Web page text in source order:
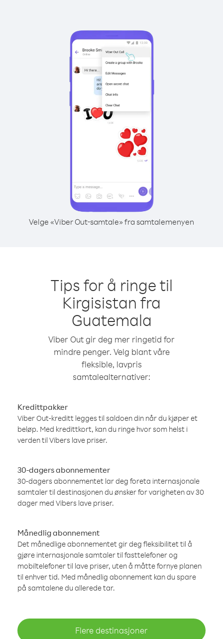
Velge «Viber Out-samtale» fra samtalemenyen
Tips for å ringe til
Kirgisistan fra
Guatemala
Viber Out gir deg mer ringetid for
mindre penger. Velg blant våre
fleksible, lavpris
samtalealternativer:
Kredittpakker
Viber Out-kreditt legges til saldoen din når du kjøper et
beløp. Med kredittkort, kan du ringe hvor som helst i
verden til Vibers lave priser.
30-dagers abonnementer
30-dagers abonnementet lar deg foreta internasjonale
samtaler til destinasjonen du ønsker for varigheten av 30
dager med Vibers lave priser.
Månedlig abonnement
Det månedlige abonnementet gir deg fleksibilitet til å
gjøre internasjonale samtaler til fasttelefoner og
mobiltelefoner til lave priser, uten å måtte fornye planen
til enhver tid. Med månedlig abonnement kan du spare
på samtalene du allerede tar.
Flere destinasjoner